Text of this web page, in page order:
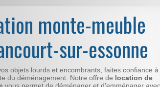
monte-meuble
sur-essonne
objets lourds et encombrants, faites confiance à
du déménagement. Notre offre de location de